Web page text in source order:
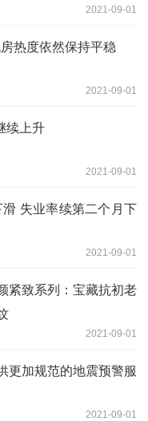
2021-09-01
热度依然保持平稳
2021-09-01
续上升
2021-09-01
失业率续第二个月下
2021-09-01
紧致系列：宝藏抗初老
2021-09-01
更加规范的地震预警服
2021-09-01